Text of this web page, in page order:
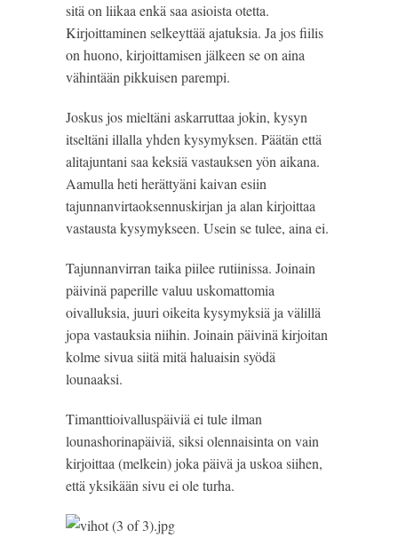
sitä on liikaa enkä saa asioista otetta.
Kirjoittaminen selkeyttää ajatuksia. Ja jos fiilis
on huono, kirjoittamisen jälkeen se on aina
vähintään pikkuisen parempi.
Joskus jos mieltäni askarruttaa jokin, kysyn
itseltäni illalla yhden kysymyksen. Päätän että
alitajuntani saa keksiä vastauksen yön aikana.
Aamulla heti herättyäni kaivan esiin
tajunnanvirtaoksennuskirjan ja alan kirjoittaa
vastausta kysymykseen. Usein se tulee, aina ei.
Tajunnanvirran taika piilee rutiinissa. Joinain
päivinä paperille valuu uskomattomia
oivalluksia, juuri oikeita kysymyksiä ja välillä
jopa vastauksia niihin. Joinain päivinä kirjoitan
kolme sivua siitä mitä haluaisin syödä
lounaaksi.
Timanttioivalluspäiviä ei tule ilman
lounashorinapäiviä, siksi olennaisinta on vain
kirjoittaa (melkein) joka päivä ja uskoa siihen,
että yksikään sivu ei ole turha.